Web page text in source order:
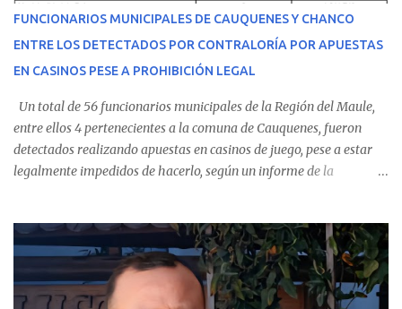
recibir atención especializada en el centro de destino. Apenas se
conoció la gravedad de su condición, sus padres —residentes en
Villarrica— se trasladaron a Cauquenes con la esperanza de una
evolución favorable. No obstante, alrededo...
FUNCIONARIOS MUNICIPALES DE CAUQUENES Y CHANCO
ENTRE LOS DETECTADOS POR CONTRALORÍA POR APUESTAS
EN CASINOS PESE A PROHIBICIÓN LEGAL
Un total de 56 funcionarios municipales de la Región del Maule,
entre ellos 4 pertenecientes a la comuna de Cauquenes, fueron
detectados realizando apuestas en casinos de juego, pese a estar
legalmente impedidos de hacerlo, según un informe de la
estableció que estos funcionarios —quienes administran o
custodian fondos públicos— efectuaron transacciones por un
monto total de $116.075.918 entre enero de 2024 y junio de 2025.
En el detalle regional, se indica que en la comuna de Cauquenes se